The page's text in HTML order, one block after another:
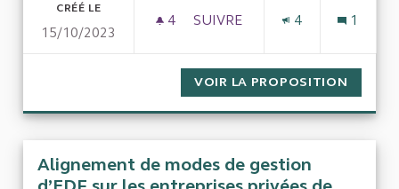
CRÉÉ LE
15/10/2023
4 4 ABONNÉS
SUIVRE
4 1
VOIR LA PROPOSITION
Alignement de modes de gestion